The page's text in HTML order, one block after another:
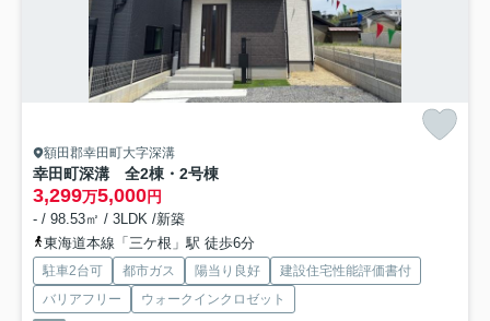
額田郡幸田町大字深溝
幸田町深溝 全2棟・2号棟
3,299万5,000円
- / 98.53㎡ / 3LDK /新築
東海道本線「三ケ根」駅 徒歩6分
駐車2台可 都市ガス 陽当り良好
建設住宅性能評価書付
バリアフリー
ウォークインクロゼット